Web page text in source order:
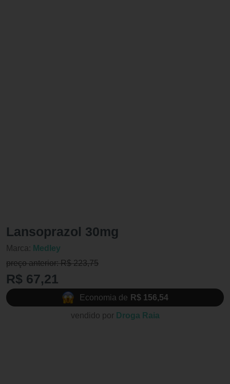
Lansoprazol 30mg
Marca: Medley
preço anterior: R$ 223,75
R$ 67,21
Economia de R$ 156,54
vendido por Droga Raia